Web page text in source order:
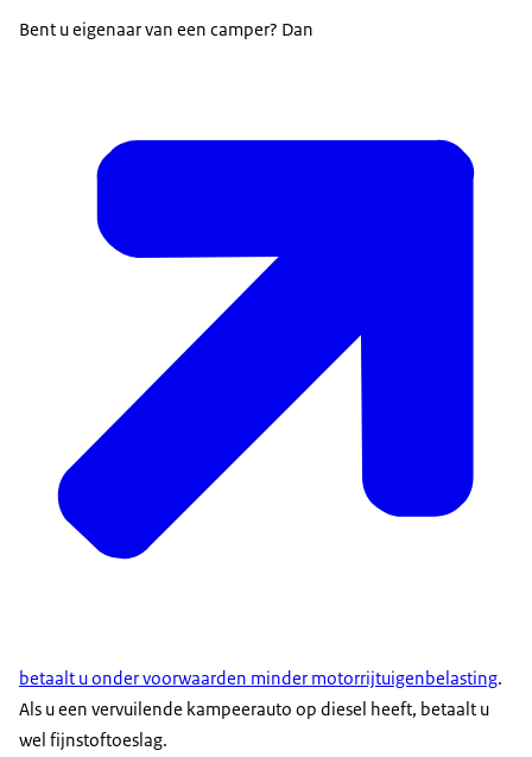
Bent u eigenaar van een camper? Dan
betaalt u onder voorwaarden minder motorrijtuigenbelasting.
Als u een vervuilende kampeerauto op diesel heeft, betaalt u
wel fijnstoftoeslag.